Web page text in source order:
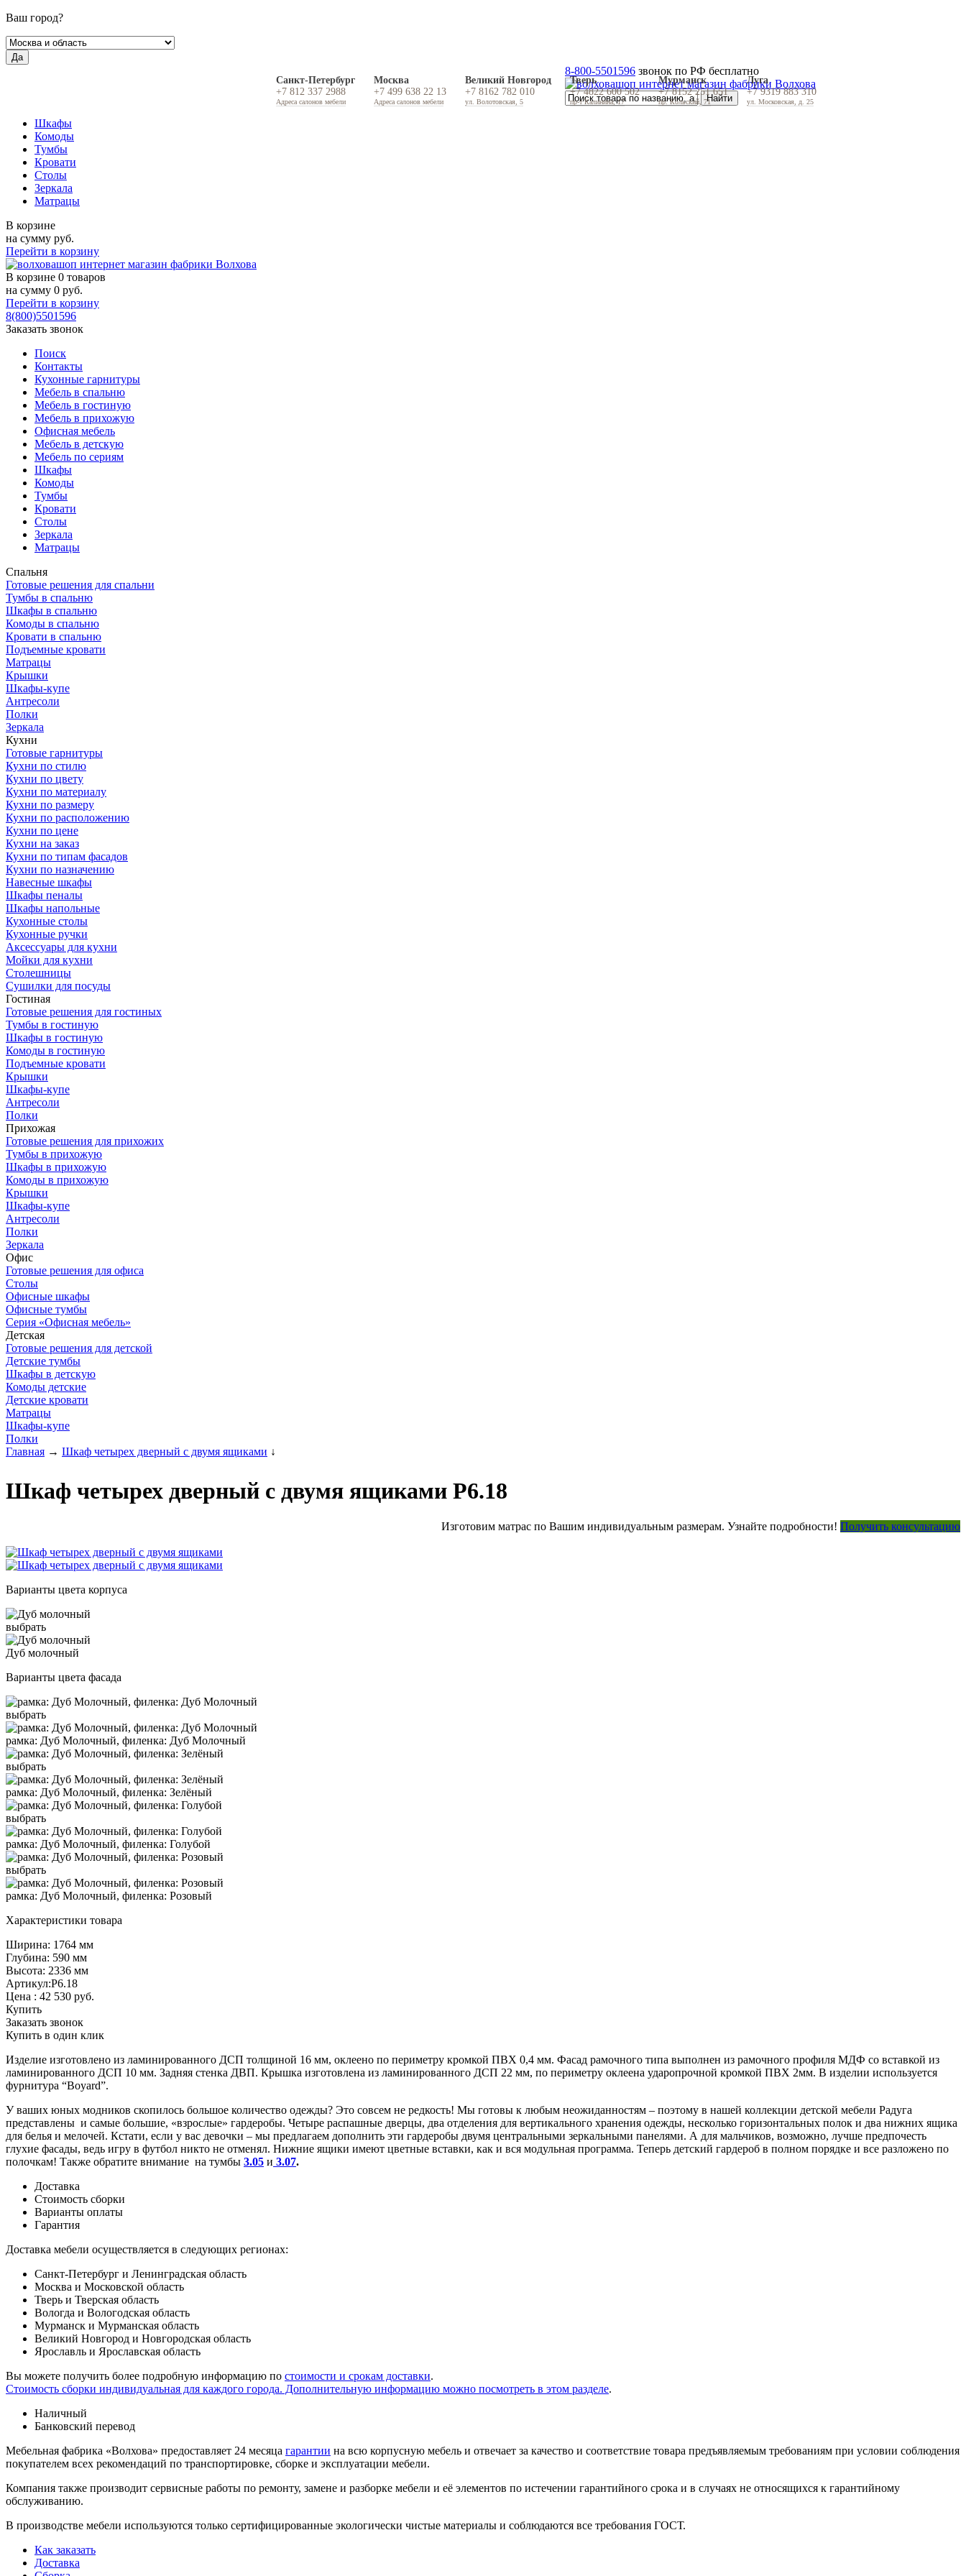
Ваш город?
Да
Санкт-Петербург
+7 812 337 2988
Адреса салонов мебели
Москва
+7 499 638 22 13
Адреса салонов мебели
Великий Новгород
+7 8162 782 010
ул. Волотовская, 5
Тверь
+7 4822 600 502
пр-т Калинина, 17
Мурманск
+7 8152 251 651
пр. Кольский, 71
Луга
+7 9319 883 310
ул. Московская, д. 25
8-800-5501596 звонок по РФ бесплатно
Шкафы
Комоды
Тумбы
Кровати
Столы
Зеркала
Матрацы
В корзине
на сумму руб.
Перейти в корзину
В корзине 0 товаров
на сумму 0 руб.
Перейти в корзину
8(800)5501596
Заказать звонок
Поиск
Контакты
Кухонные гарнитуры
Мебель в спальню
Мебель в гостиную
Мебель в прихожую
Офисная мебель
Мебель в детскую
Мебель по сериям
Шкафы
Комоды
Тумбы
Кровати
Столы
Зеркала
Матрацы
Спальня
Готовые решения для спальни
Тумбы в спальню
Шкафы в спальню
Комоды в спальню
Кровати в спальню
Подъемные кровати
Матрацы
Крышки
Шкафы-купе
Антресоли
Полки
Зеркала
Кухни
Готовые гарнитуры
Кухни по стилю
Кухни по цвету
Кухни по материалу
Кухни по размеру
Кухни по расположению
Кухни по цене
Кухни на заказ
Кухни по типам фасадов
Кухни по назначению
Навесные шкафы
Шкафы пеналы
Шкафы напольные
Кухонные столы
Кухонные ручки
Аксессуары для кухни
Мойки для кухни
Столешницы
Сушилки для посуды
Гостиная
Готовые решения для гостиных
Тумбы в гостиную
Шкафы в гостиную
Комоды в гостиную
Подъемные кровати
Крышки
Шкафы-купе
Антресоли
Полки
Прихожая
Готовые решения для прихожих
Тумбы в прихожую
Шкафы в прихожую
Комоды в прихожую
Крышки
Шкафы-купе
Антресоли
Полки
Зеркала
Офис
Готовые решения для офиса
Столы
Офисные шкафы
Офисные тумбы
Серия «Офисная мебель»
Детская
Готовые решения для детской
Детские тумбы
Шкафы в детскую
Комоды детские
Детские кровати
Матрацы
Шкафы-купе
Полки
Главная → Шкаф четырех дверный с двумя ящиками ↓
Шкаф четырех дверный с двумя ящиками Р6.18
Изготовим матрас по Вашим индивидуальным размерам. Узнайте подробности! Получить консультацию
Варианты цвета корпуса
выбрать
Дуб молочный
Варианты цвета фасада
выбрать
рамка: Дуб Молочный, филенка: Дуб Молочный
выбрать
рамка: Дуб Молочный, филенка: Зелёный
выбрать
рамка: Дуб Молочный, филенка: Голубой
выбрать
рамка: Дуб Молочный, филенка: Розовый
Характеристики товара
Ширина: 1764 мм
Глубина: 590 мм
Высота: 2336 мм
Артикул:Р6.18
Цена : 42 530 руб.
Купить
Заказать звонок
Купить в один клик
Изделие изготовлено из ламинированного ДСП толщиной 16 мм, оклеено по периметру кромкой ПВХ 0,4 мм. Фасад рамочного типа выполнен из рамочного профиля МДФ со вставкой из
ламинированного ДСП 10 мм. Задняя стенка ДВП. Крышка изготовлена из ламинированного ДСП 22 мм, по периметру оклеена ударопрочной кромкой ПВХ 2мм. В изделии используется
фурнитура “Boyard”.
У ваших юных модников скопилось большое количество одежды? Это совсем не редкость! Мы готовы к любым неожиданностям – поэтому в нашей коллекции детской мебели Радуга
представлены и самые большие, «взрослые» гардеробы. Четыре распашные дверцы, два отделения для вертикального хранения одежды, несколько горизонтальных полок и два нижних ящика
для белья и мелочей. Кстати, если у вас девочки – мы предлагаем дополнить эти гардеробы двумя центральными зеркальными панелями. А для мальчиков, возможно, лучше предпочесть
глухие фасады, ведь игру в футбол никто не отменял. Нижние ящики имеют цветные вставки, как и вся модульная программа. Теперь детский гардероб в полном порядке и все разложено по
полочкам! Также обратите внимание на тумбы 3.05 и 3.07.
Доставка
Стоимость сборки
Варианты оплаты
Гарантия
Доставка мебели осуществляется в следующих регионах:
Санкт-Петербург и Ленинградская область
Москва и Московской область
Тверь и Тверская область
Вологда и Вологодская область
Мурманск и Мурманская область
Великий Новгород и Новгородская область
Ярославль и Ярославская область
Вы можете получить более подробную информацию по стоимости и срокам доставки.
Стоимость сборки индивидуальная для каждого города. Дополнительную информацию можно посмотреть в этом разделе.
Наличный
Банковский перевод
Мебельная фабрика «Волхова» предоставляет 24 месяца гарантии на всю корпусную мебель и отвечает за качество и соответствие товара предъяв­ляе­мым требованиям при условии соблюдения
покупателем всех рекомендаций по транспорти­ровке, сборке и эксплуатации мебели.
Компания также производит сервисные работы по ремонту, замене и разборке мебели и её элементов по истечении гарантийного срока и в случаях не относящихся к гарантийному
обслуживанию.
В производстве мебели используются только сертифицированные экологически чистые материалы и соблюдаются все требования ГОСТ.
Как заказать
Доставка